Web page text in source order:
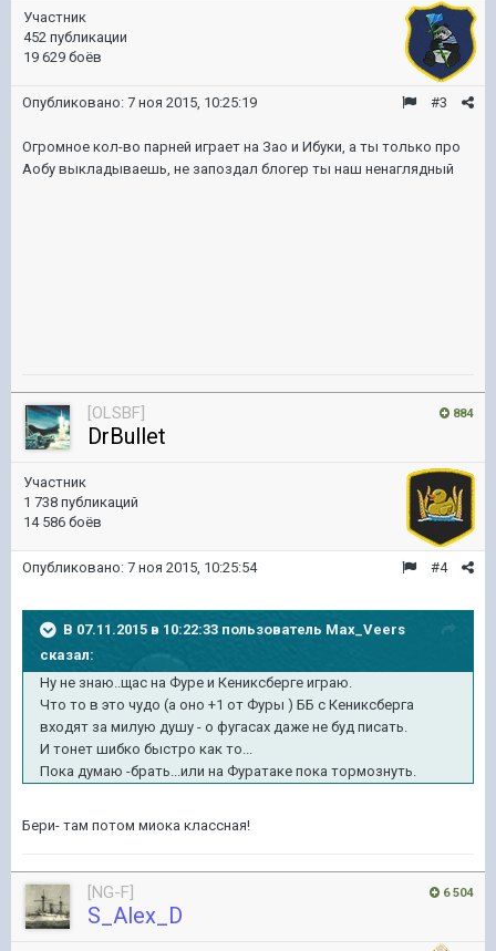
Участник
452 публикации
19 629 боёв
#3
Опубликовано: 7 ноя 2015, 10:25:19
Огромное кол-во парней играет на Зао и Ибуки, а ты только про
Аобу выкладываешь, не запоздал блогер ты наш ненаглядный
884
[OLSBF]
DrBullet
Участник
1 738 публикаций
14 586 боёв
#4
Опубликовано: 7 ноя 2015, 10:25:54
В 07.11.2015 в 10:22:33 пользователь Max_Veers
сказал:
Ну не знаю..щас на Фуре и Кениксберге играю.
Что то в это чудо (а оно +1 от Фуры ) ББ с Кениксберга
входят за милую душу - о фугасах даже не буд писать.
И тонет шибко быстро как то...
Пока думаю -брать...или на Фуратаке пока тормознуть.
Бери- там потом миока классная!
6 504
[NG-F]
S_Alex_D